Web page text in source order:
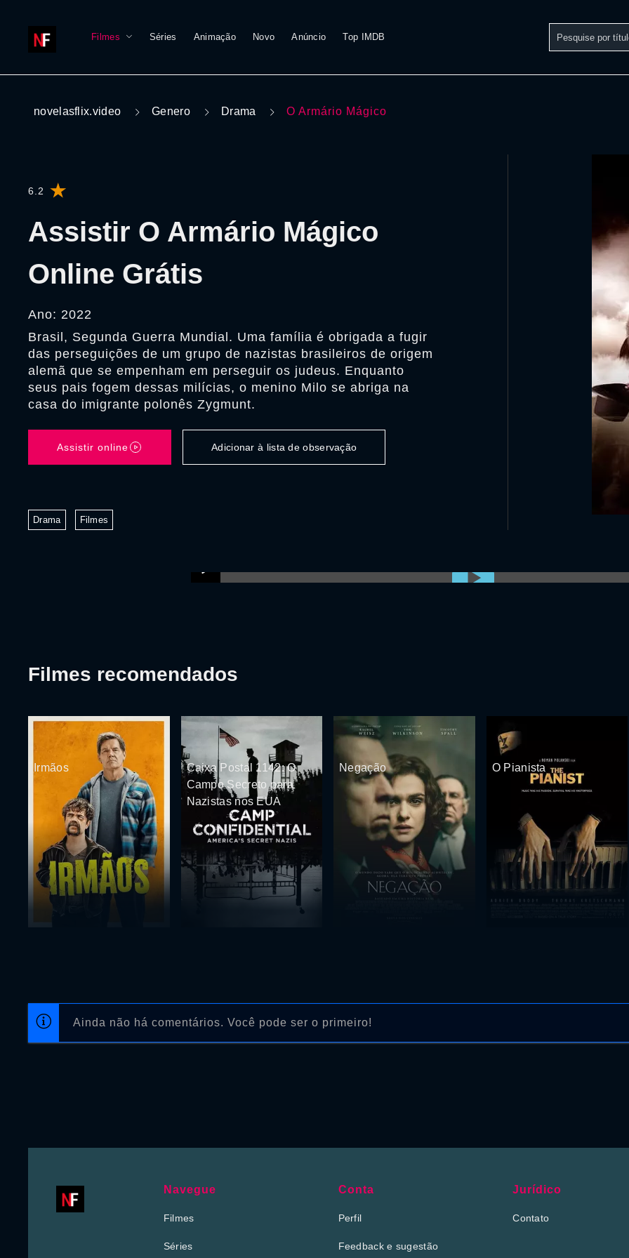
Filmes Séries Animação Novo Anúncio Top IMDB
novelasflix.video Genero Drama O Armário Mágico
6.2
Assistir O Armário Mágico
Online Grátis
Ano: 2022
Brasil, Segunda Guerra Mundial. Uma família é obrigada a fugir
das perseguições de um grupo de nazistas brasileiros de origem
alemã que se empenham em perseguir os judeus. Enquanto
seus pais fogem dessas milícias, o menino Milo se abriga na
casa do imigrante polonês Zygmunt.
Assistir online Adicionar à lista de observação
Drama Filmes
Ainda não há comentários. Você pode ser o primeiro!
Filmes recomendados
Irmãos
Caixa Postal 1142: O
Campo Secreto para
Nazistas nos EUA
Negação O Pianista
Navegue
Filmes
Séries
Conta
Perfil
Feedback e sugestão
Jurídico
Contato